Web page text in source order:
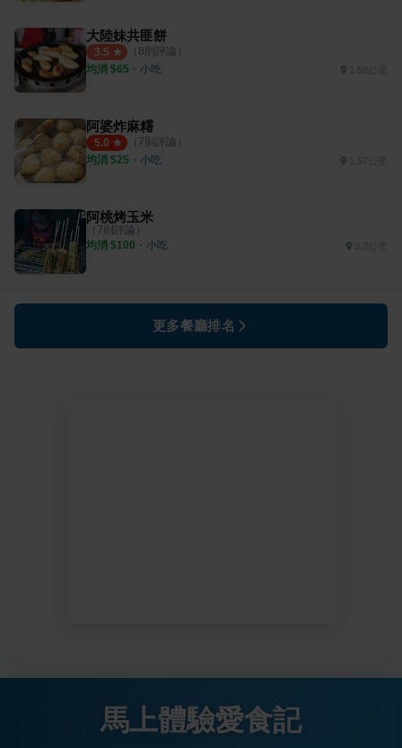
大陸妹共匪餅
3.5 （ 8則評論）
均消 $65 ・ 小吃 1.58公里
阿婆炸麻糬
5.0 （ 7則評論）
均消 $25 ・ 小吃 1.57公里
阿桃烤玉米
（ 7則評論）
均消 $100 ・ 小吃
更多餐廳排名
馬上體驗愛食記